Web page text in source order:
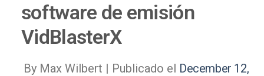
software de emisión
VidBlasterX
By Max Wilbert | Publicado el December 12,